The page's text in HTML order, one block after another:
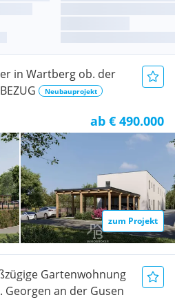
in Wartberg ob. der
Neubauprojekt
ab € 490.000
zum Projekt
Gartenwohnung
an der Gusen